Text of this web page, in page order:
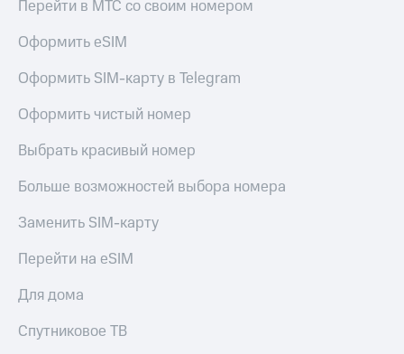
Перейти в МТС со своим номером
Оформить eSIM
Оформить SIM-карту в Telegram
Оформить чистый номер
Выбрать красивый номер
Больше возможностей выбора номера
Заменить SIM-карту
Перейти на eSIM
Для дома
Спутниковое ТВ